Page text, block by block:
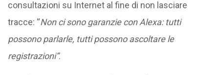
consultazioni su Internet al fine di non lasciare
tracce: “Non ci sono garanzie con Alexa: tutti
possono parlarle, tutti possono ascoltare le
registrazioni”.